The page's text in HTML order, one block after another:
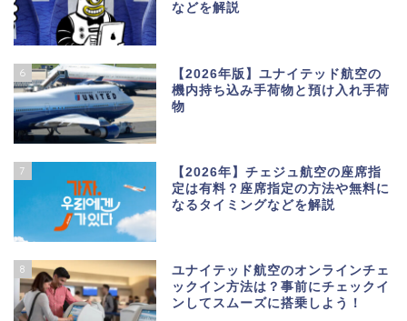
などを解説
6
【2026年版】ユナイテッド航空の
機内持ち込み手荷物と預け入れ手荷
物
7
【2026年】チェジュ航空の座席指
定は有料？座席指定の方法や無料に
なるタイミングなどを解説
8
ユナイテッド航空のオンラインチェ
ックイン方法は？事前にチェックイ
ンしてスムーズに搭乗しよう！